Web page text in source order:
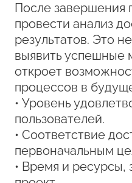
После завершения
провести анализ
результатов. Это
выявить успешные
откроет
процессов в
• Уровень
пользователей.
• Соответствие
первоначальным
• Время и ресурсы,